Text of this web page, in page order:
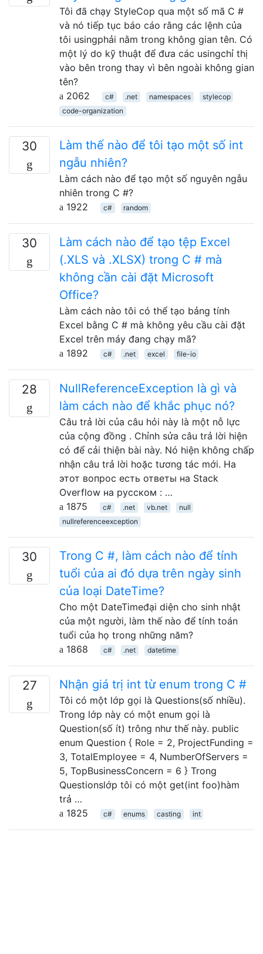
Tôi đã chạy StyleCop qua một số mã C #
và nó tiếp tục báo cáo rằng các lệnh của
tôi usingphải nằm trong không gian tên. Có
một lý do kỹ thuật để đưa các usingchỉ thị
vào bên trong thay vì bên ngoài không gian
tên?
2062
c# .net namespaces
stylecop
code-organization
30
Làm thế nào để tôi tạo một số int
ngẫu nhiên?
Làm cách nào để tạo một số nguyên ngẫu
nhiên trong C #?
1922
c# random
30
Làm cách nào để tạo tệp Excel
(.XLS và .XLSX) trong C # mà
không cần cài đặt Microsoft
Office?
Làm cách nào tôi có thể tạo bảng tính
Excel bằng C # mà không yêu cầu cài đặt
Excel trên máy đang chạy mã?
1892
c# .net excel file-io
28
NullReferenceException là gì và
làm cách nào để khắc phục nó?
Câu trả lời của câu hỏi này là một nỗ lực
của cộng đồng . Chỉnh sửa câu trả lời hiện
có để cải thiện bài này. Nó hiện không chấp
nhận câu trả lời hoặc tương tác mới. На
этот вопрос есть ответы на Stack
Overflow на русском : …
1875
c# .net vb.net
null
nullreferenceexception
30
Trong C #, làm cách nào để tính
tuổi của ai đó dựa trên ngày sinh
của loại DateTime?
Cho một DateTimeđại diện cho sinh nhật
của một người, làm thế nào để tính toán
tuổi của họ trong những năm?
1868
c# .net datetime
27 Nhận giá trị int từ enum trong C #
Tôi có một lớp gọi là Questions(số nhiều).
Trong lớp này có một enum gọi là
Question(số ít) trông như thế này. public
enum Question { Role = 2, ProjectFunding =
3, TotalEmployee = 4, NumberOfServers =
5, TopBusinessConcern = 6 } Trong
Questionslớp tôi có một get(int foo)hàm
trả …
1825
c# enums casting int